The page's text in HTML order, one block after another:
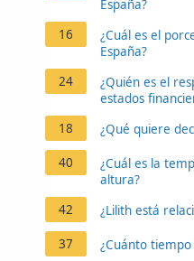
España?
16
¿Cuál es el
España?
24
¿Quién es el
estados
18
¿Qué quiere
40
¿Cuál es la
altura?
42
¿Lilith está
37 ¿Cuánto